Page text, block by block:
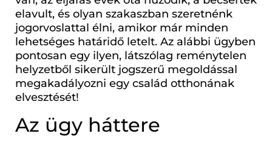
elavult, és olyan szakaszban szeretnénk
jogorvoslattal élni, amikor már minden
lehetséges határidő letelt. Az alábbi ügyben
pontosan egy ilyen, látszólag reménytelen
helyzetből sikerült jogszerű megoldással
megakadályozni egy család otthonának
elvesztését!
Az ügy háttere